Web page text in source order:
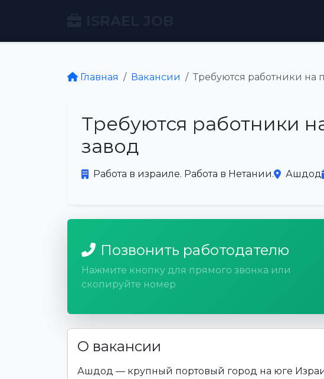
Главная Вакансии Требуются работники на
Требуются работники
завод
Работа в израиле. Работа в Нетании. Ашдод
Позвонить работодателю
Нажмите кнопку для прямого звонка или
скопируйте номер
О вакансии
Ашдод — крупный портовый город на юге